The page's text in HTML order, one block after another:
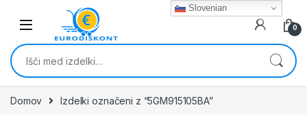
Skip to navigation
0
Išči:
Domov Izdelki označeni z “5GM915105BA”
Slovenian